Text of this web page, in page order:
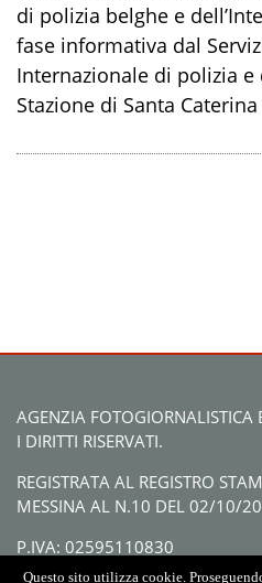
di polizia belghe e
fase informativa dal
Internazionale di polizia
Stazione di Santa
AGENZIA
I DIRITTI RISERVATI.
REGISTRATA AL REGISTRO
MESSINA AL N.10 DEL 02/10/
P.IVA: 02595110830
Questo sito utilizza cookie.